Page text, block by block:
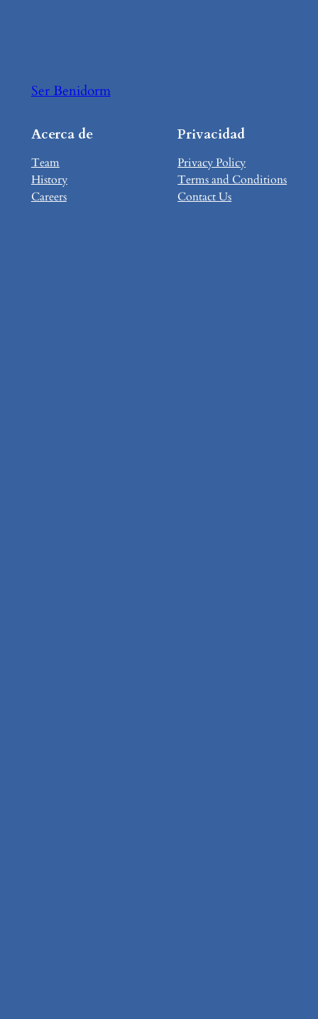
Ser Benidorm
Acerca de
Team
History
Careers
Privacidad
Privacy Policy
Terms and Conditions
Contact Us